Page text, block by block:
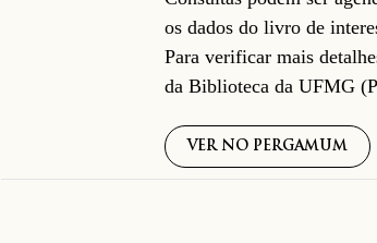
os dados do livro de
Para verificar mais
da Biblioteca da UFMG
VER NO PERGAMUM